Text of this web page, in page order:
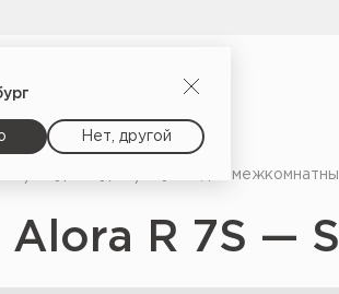
Нет, другой
Ручки для
Alora R 7S —